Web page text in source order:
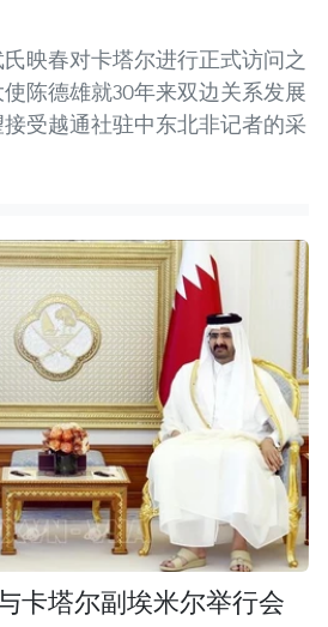
映春对卡塔尔进行正式访问之
陈德雄就30年来双边关系发展
受越通社驻中东北非记者的采
卡塔尔副埃米尔举行会